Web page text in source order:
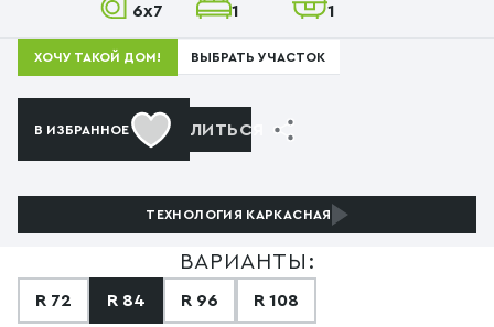
6х7 1 1
ХОЧУ ТАКОЙ ДОМ! ВЫБРАТЬ УЧАСТОК
В ИЗБРАННОЕ ПОДЕЛИТЬСЯ
ТЕХНОЛОГИЯ КАРКАСНАЯ
ВАРИАНТЫ:
R 72 R 84 R 96 R 108